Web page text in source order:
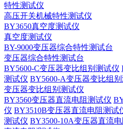
特性测试仪
高压开关机械特性测试仪
BY3650真空度测试仪
真空度测试仪
BY-9000变压器综合特性测试台
变压器综合特性测试台
BY5600-C变压器变比组别测试仪
测试仪 BY5600-A变压器变比组
变压器变比组别测试仪
BY3560变压器直流电阻测试仪
仪 BY3510B变压器直流电阻测试
测试仪 BY3500-10A变压器直流